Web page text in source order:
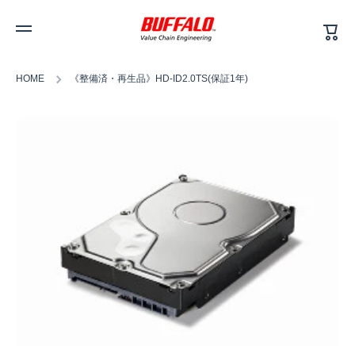
ー
ト
HOME 《整備済・再生品》HD-ID2.0TS(保証1年)